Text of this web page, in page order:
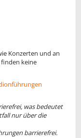
Konzerten und an
finden keine
was bedeutet
nur über die
barrierefrei.